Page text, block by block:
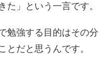
た」という一言です。
勉強する目的はその分
とだと思うんです。